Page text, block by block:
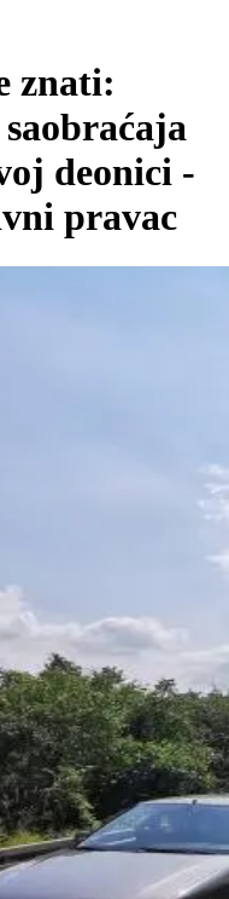
znati:
deonici -
pravac